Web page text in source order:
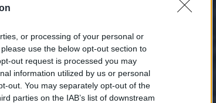
or processing of your personal or
use the below opt-out section to
out request is processed you may
information utilized by us or personal
out. You may separately opt-out of the
parties on the IAB’s list of downstream